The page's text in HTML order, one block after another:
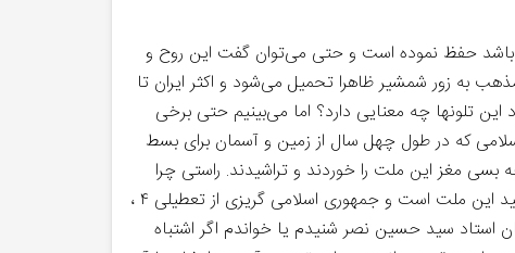
باشد حفظ نموده است و حتی می‌توان گفت این روح و
به زور شمشیر ظاهرا تحمیل می‌شود و اکثر ایران تا
تلونها چه معنایی دارد؟ اما می‌بینیم حتی برخی
که در طول چهل سال از زمین و آسمان برای بسط
مغز این ملت را خوردند و تراشیدند. راستی چرا
اسامی ماه ها هنوز ایرانیست و تاریخ مقبول ایران شمسی است نه قمری که اسلام توصیه نمود؟ و چرا نوروز پرشکوه ترین عید این ملت است و جمهوری اسلامی گریزی از تعطیلی ۴ ،
استاد سید حسین نصر شنیدم یا خواندم اگر اشتباه